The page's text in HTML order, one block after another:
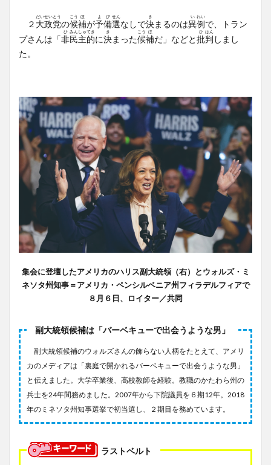
２ 大
だい
政
せい
党
とう
の候
こう
補
ほ
が予
よ
備
び
選
せん
なしで決
き
まるのは異
い
例
れい
で、トラン
プさんは「非
ひ
民
みん
主
しゅ
的
てき
に決
き
まった候
こう
補
ほ
だ」などと批
ひ
判
はん
しまし
た。
集会に登壇したアメリカのハリス副大統領（右）とウォルズ・ミ
ネソタ州知事＝アメリカ・ペンシルベニア州フィラデルフィアで
８月６日、ロイター／共同
副大統領候補は「バーベキューで出会うような男」
副大統領候補のウォルズさんの飾らない人柄をたとえて、アメリ
カのメディアは「裏庭で開かれるバーベキューで出会うような男」
と伝えました。大学卒業後、高校教師を経験。教職のかたわら州の
兵士を24年間務めました。2007年から下院議員を６期12年。2018
年のミネソタ州知事選挙で初当選し、２期目を務めています。
ラストベルト